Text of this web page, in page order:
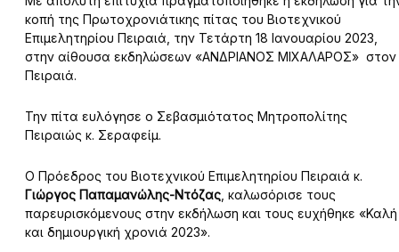
κοπή της Πρωτοχρονιάτικης πίτας του Βιοτεχνικού
Επιμελητηρίου Πειραιά, την Τετάρτη 18 Ιανουαρίου 2023,
στην αίθουσα εκδηλώσεων «ΑΝΔΡΙΑΝΟΣ ΜΙΧΑΛΑΡΟΣ» στον
Πειραιά.
Την πίτα ευλόγησε ο Σεβασμιότατος Μητροπολίτης
Πειραιώς κ. Σεραφείμ.
Ο Πρόεδρος του Βιοτεχνικού Επιμελητηρίου Πειραιά κ.
Γιώργος Παπαμανώλης-Ντόζας , καλωσόρισε τους
παρευρισκόμενους στην εκδήλωση και τους ευχήθηκε «Καλή
και δημιουργική χρονιά 2023».